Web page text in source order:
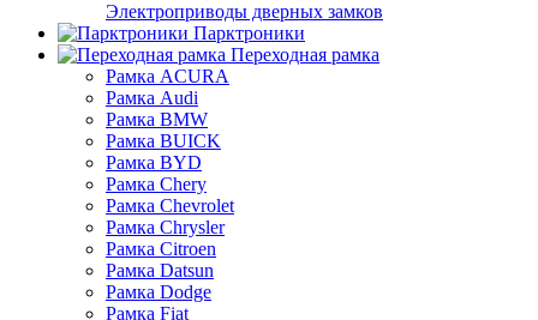
Электроприводы дверных замков
Парктроники
Переходная рамка
Рамка ACURA
Рамка Audi
Рамка BMW
Рамка BUICK
Рамка BYD
Рамка Chery
Рамка Chevrolet
Рамка Chrysler
Рамка Citroen
Рамка Datsun
Рамка Dodge
Рамка Fiat